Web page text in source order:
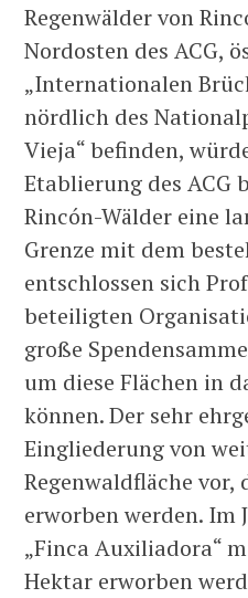
Regenwälder von
Nordosten des ACG,
„Internationalen
nördlich des
Vieja“ befinden,
Etablierung des ACG
Rincón-Wälder eine
Grenze mit dem
entschlossen sich
beteiligten
große
um diese Flächen in
können. Der sehr
Eingliederung von
Regenwaldfläche vor,
erworben werden. Im
„Finca Auxiliadora“
Hektar erworben